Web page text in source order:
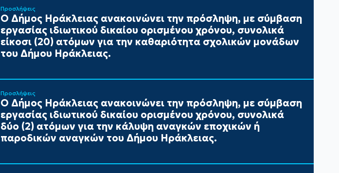
Προσλήψεις
Ο Δήμος Ηράκλειας ανακοινώνει την πρόσληψη, με σύμβαση
εργασίας ιδιωτικού δικαίου ορισμένου χρόνου, συνολικά
είκοσι (20) ατόμων για την καθαριότητα σχολικών μονάδων
του Δήμου Ηράκλειας.
Προσλήψεις
Ο Δήμος Ηράκλειας ανακοινώνει την πρόσληψη, με σύμβαση
εργασίας ιδιωτικού δικαίου ορισμένου χρόνου, συνολικά
δύο (2) ατόμων για την κάλυψη αναγκών εποχικών ή
παροδικών αναγκών του Δήμου Ηράκλειας.